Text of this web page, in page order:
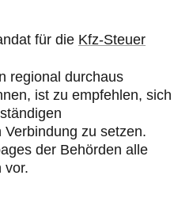
für die Kfz-Steuer
regional durchaus
ist zu empfehlen, sich
Verbindung zu setzen.
der Behörden alle
vor.